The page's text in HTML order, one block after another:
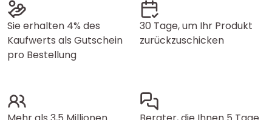
Sie erhalten 4% des
Kaufwerts als Gutschein
pro Bestellung
30 Tage, um Ihr Produkt
zurückzuschicken